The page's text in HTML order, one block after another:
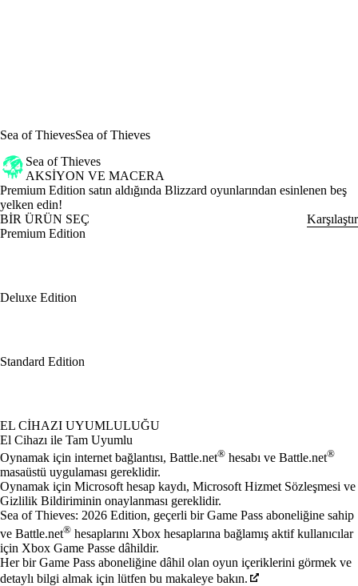
Sea of ThievesSea of Thieves
Sea of Thieves
AKSIYON VE MACERA
Ürün Bildirimi
Premium Edition satın aldığında Blizzard oyunlarından esinlenen beş
yelken edin!
BİR ÜRÜN SEÇ
Karşılaştır
Premium Edition
Deluxe Edition
Standard Edition
Mevcut eylemler
EL CIHAZI UYUMLULUĞU
El Cihazı ile Tam Uyumlu
Oynamak için internet bağlantısı, Battle.net® hesabı ve Battle.net®
masaüstü uygulaması gereklidir.
Oynamak için Microsoft hesap kaydı, Microsoft Hizmet Sözleşmesi ve
Gizlilik Bildiriminin onaylanması gereklidir.
Sea of Thieves: 2026 Edition, geçerli bir Game Pass aboneliğine sahip
ve Battle.net® hesaplarını Xbox hesaplarına bağlamış aktif kullanıcılar
için Xbox Game Passe dâhildir.
Her bir Game Pass aboneliğine dâhil olan oyun içeriklerini görmek ve
detaylı bilgi almak için lütfen bu makaleye bakın.